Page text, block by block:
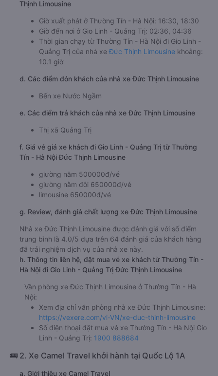
Thịnh Limousine
Giờ xuất phát ở Thường Tín - Hà Nội: 16:30, 18:30
Giờ đến nơi ở Gio Linh - Quảng Trị: 02:36, 04:36
Thời gian chạy từ Thường Tín - Hà Nội đi Gio Linh -
Quảng Trị của nhà xe Đức Thịnh Limousine khoảng:
10.1 giờ
d. Các điểm đón khách của nhà xe Đức Thịnh Limousine
Bến xe Nước Ngầm
e. Các điểm trả khách của nhà xe Đức Thịnh Limousine
Thị xã Quảng Trị
f. Giá vé giá xe khách đi Gio Linh - Quảng Trị từ Thường
Tín - Hà Nội Đức Thịnh Limousine
giường nằm 500000đ/vé
giường nằm đôi 650000đ/vé
limousine 650000đ/vé
g. Review, đánh giá chất lượng xe Đức Thịnh Limousine
Nhà xe Đức Thịnh Limousine được đánh giá với số điểm
trung bình là 4.0/5 dựa trên 64 đánh giá của khách hàng
đã trải nghiệm dịch vụ của nhà xe này.
h. Thông tin liên hệ, đặt mua vé xe khách từ Thường Tín -
Hà Nội đi Gio Linh - Quảng Trị Đức Thịnh Limousine
Văn phòng xe Đức Thịnh Limousine ở Thường Tín - Hà
Nội:
Xem địa chỉ văn phòng nhà xe Đức Thịnh Limousine:
https://vexere.com/vi-VN/xe-duc-thinh-limousine
Số điện thoại đặt mua vé xe Thường Tín - Hà Nội Gio
Linh - Quảng Trị: 1900 888684
🚌 2. Xe Camel Travel khởi hành tại Quốc Lộ 1A
a. Giới thiệu xe Camel Travel